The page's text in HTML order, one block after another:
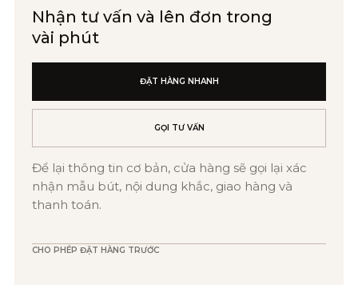
Nhận tư vấn và lên đơn trong
vài phút
Để lại thông tin cơ bản, cửa hàng sẽ gọi lại xác
nhận mẫu bút, nội dung khắc, giao hàng và
thanh toán.
ĐẶT HÀNG NHANH
GỌI TƯ VẤN
CHO PHÉP ĐẶT HÀNG TRƯỚC